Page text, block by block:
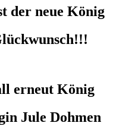
der neue König
erneut König
Jule Dohmen